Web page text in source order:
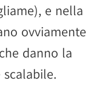
e nella
ovviamente
danno la